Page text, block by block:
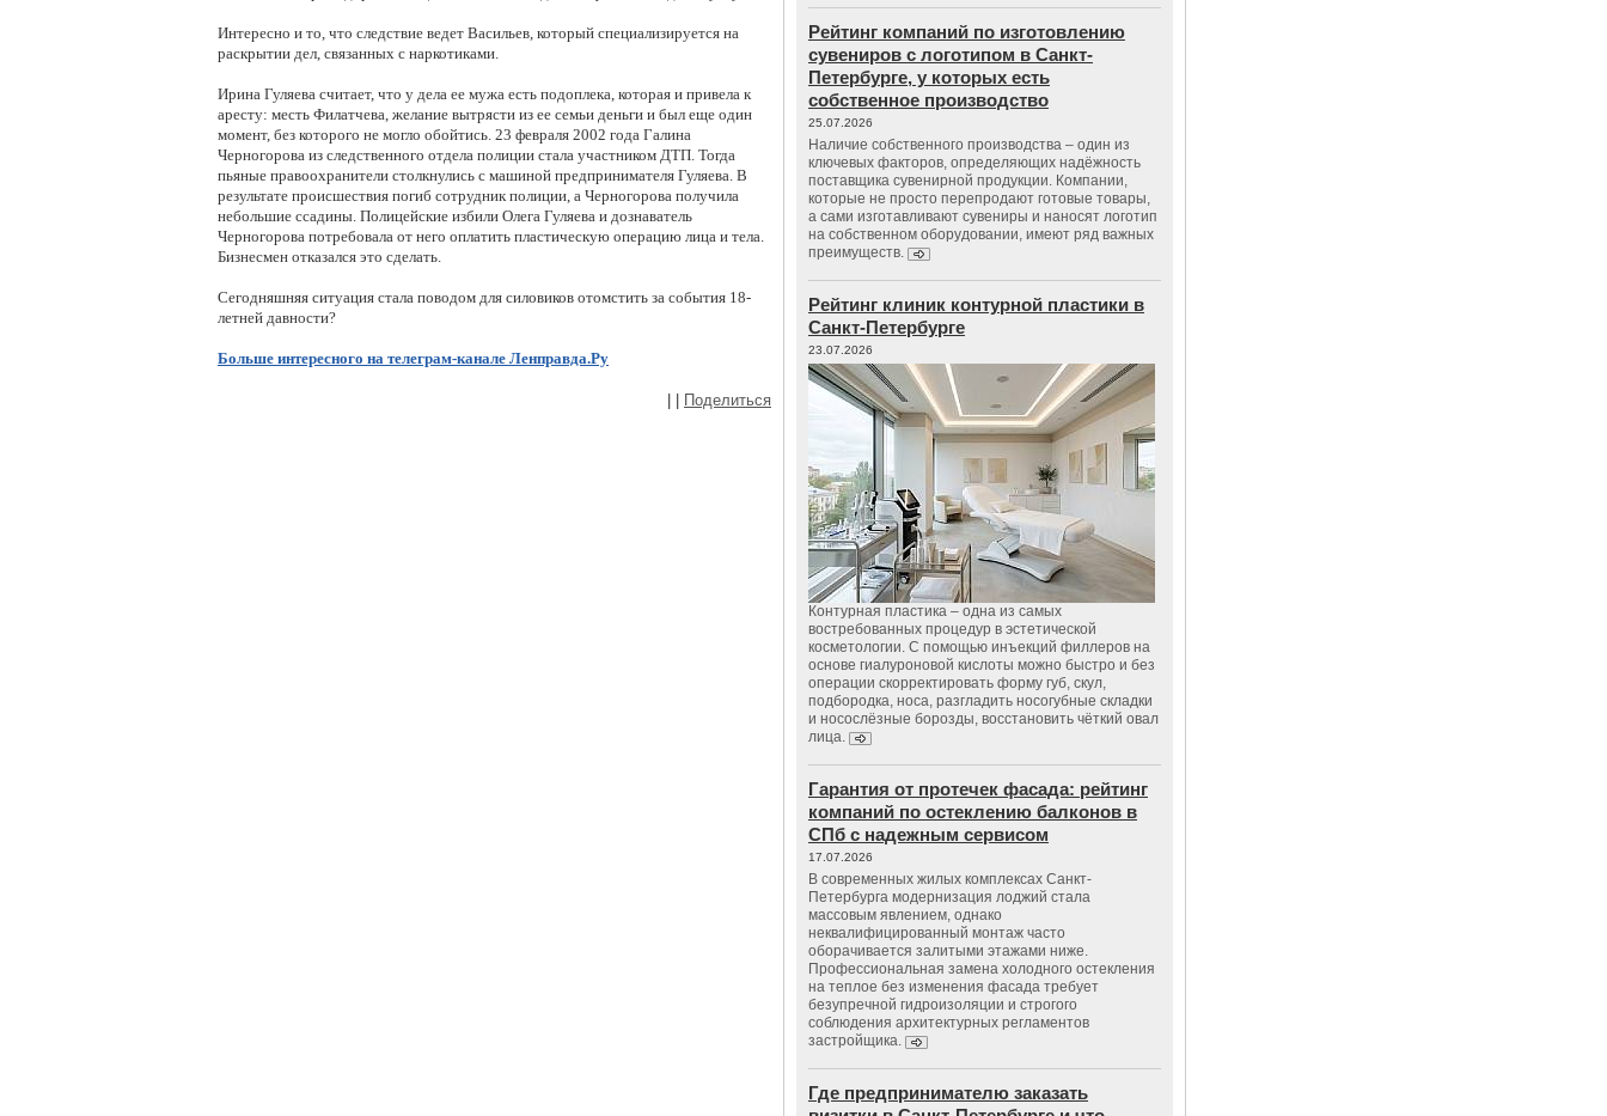
Интересно и то, что следствие ведет Васильев, который специализируется на
раскрытии дел, связанных с наркотиками.
Ирина Гуляева считает, что у дела ее мужа есть подоплека, которая и привела к
аресту: месть Филатчева, желание вытрясти из ее семьи деньги и был еще один
момент, без которого не могло обойтись. 23 февраля 2002 года Галина
Черногорова из следственного отдела полиции стала участником ДТП. Тогда
пьяные правоохранители столкнулись с машиной предпринимателя Гуляева. В
результате происшествия погиб сотрудник полиции, а Черногорова получила
небольшие ссадины. Полицейские избили Олега Гуляева и дознаватель
Черногорова потребовала от него оплатить пластическую операцию лица и тела.
Бизнесмен отказался это сделать.
Сегодняшняя ситуация стала поводом для силовиков отомстить за события 18-
летней давности?
Больше интересного на телеграм-канале Ленправда.Ру
Поделиться
Рейтинг компаний по изготовлению
сувениров с логотипом в Санкт-
Петербурге, у которых есть
собственное производство
25.07.2026
Наличие собственного производства – один из
ключевых факторов, определяющих надёжность
поставщика сувенирной продукции. Компании,
которые не просто перепродают готовые товары,
а сами изготавливают сувениры и наносят логотип
на собственном оборудовании, имеют ряд важных
преимуществ.
Рейтинг клиник контурной пластики в
Санкт-Петербурге
23.07.2026
Контурная пластика – одна из самых
востребованных процедур в эстетической
косметологии. С помощью инъекций филлеров на
основе гиалуроновой кислоты можно быстро и без
операции скорректировать форму губ, скул,
подбородка, носа, разгладить носогубные складки
и носослёзные борозды, восстановить чёткий овал
лица.
Гарантия от протечек фасада: рейтинг
компаний по остеклению балконов в
СПб с надежным сервисом
17.07.2026
В современных жилых комплексах Санкт-
Петербурга модернизация лоджий стала
массовым явлением, однако
неквалифицированный монтаж часто
оборачивается залитыми этажами ниже.
Профессиональная замена холодного остекления
на теплое без изменения фасада требует
безупречной гидроизоляции и строгого
соблюдения архитектурных регламентов
застройщика.
Где предпринимателю заказать